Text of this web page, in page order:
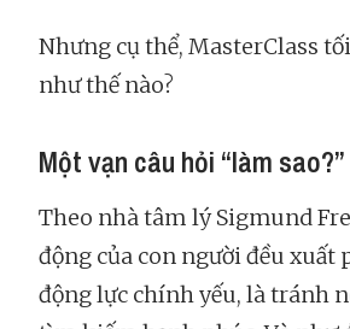
Nhưng cụ thể, MasterClass
như thế nào?
Một vạn câu hỏi “làm sao?”
Theo nhà tâm lý Sigmund
động của con người đều xuất
động lực chính yếu, là tránh